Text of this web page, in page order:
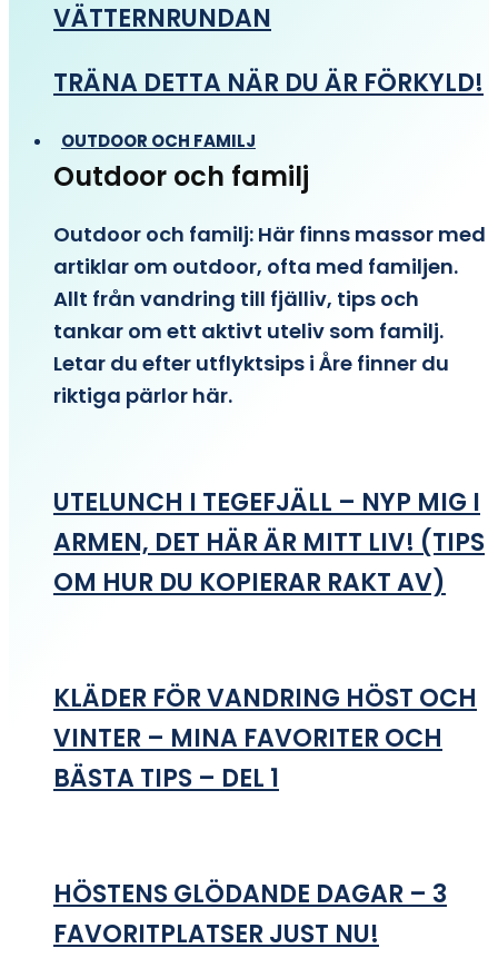
VÄTTERNRUNDAN
TRÄNA DETTA NÄR DU ÄR FÖRKYLD!
OUTDOOR OCH FAMILJ
Outdoor och familj
Outdoor och familj: Här finns massor med
artiklar om outdoor, ofta med familjen.
Allt från vandring till fjälliv, tips och
tankar om ett aktivt uteliv som familj.
Letar du efter utflyktsips i Åre finner du
riktiga pärlor här.
UTELUNCH I TEGEFJÄLL – NYP MIG I
ARMEN, DET HÄR ÄR MITT LIV! (TIPS
OM HUR DU KOPIERAR RAKT AV)
KLÄDER FÖR VANDRING HÖST OCH
VINTER – MINA FAVORITER OCH
BÄSTA TIPS – DEL 1
HÖSTENS GLÖDANDE DAGAR – 3
FAVORITPLATSER JUST NU!